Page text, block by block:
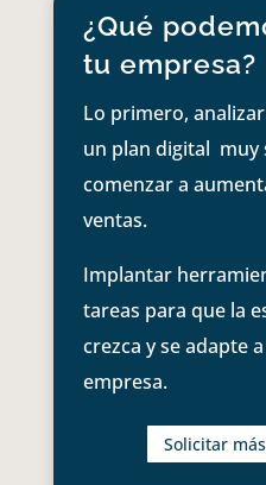
¿Qué
tu empresa?
Lo primero,
un plan digital muy
comenzar a
ventas.
Implantar
tareas para que la
crezca y se adapte
empresa.
Solicitar